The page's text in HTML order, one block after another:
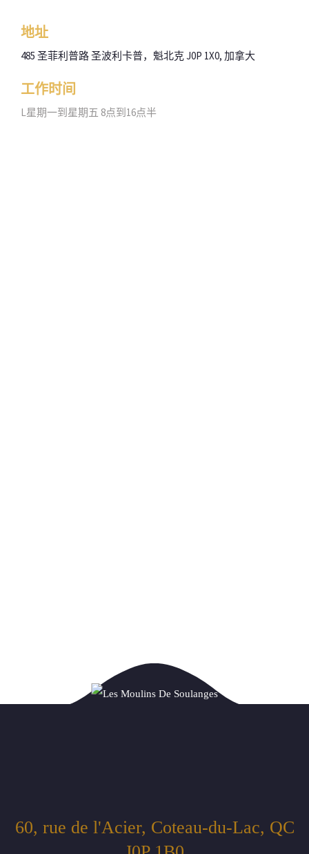
地址
485 圣菲利普路圣波利卡普，魁北克J0P 1X0, 加拿大
工作时间
L星期一到星期五 8点到16点半
60, rue de l'Acier, Coteau-du-Lac, QC